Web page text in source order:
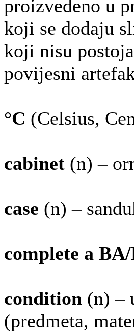
proizvedeno u
koji se dodaju
koji nisu
povijesni
°C (Celsius,
cabinet (n) –
case (n) –
complete a
condition (n) –
(predmeta,